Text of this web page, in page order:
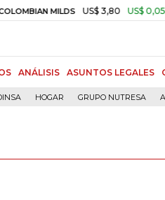
MILDS US$ 3,80 US$ 0,05 +1,40%
ANÁLISIS ASUNTOS LEGALES
HOGAR GRUPO NUTRESA